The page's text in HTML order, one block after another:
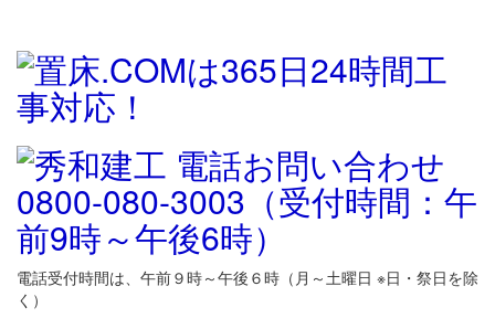
電話受付時間は、午前９時～午後６時（月～土曜日 ※日・祭日を除
く）